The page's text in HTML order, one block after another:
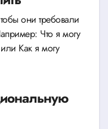
они требовали
Что я могу
Как я могу